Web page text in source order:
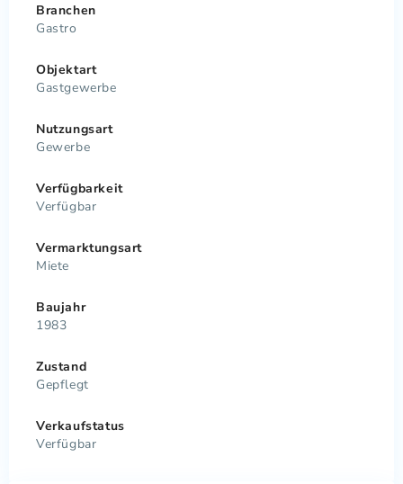
Branchen
Gastro
Objektart
Gastgewerbe
Nutzungsart
Gewerbe
Verfügbarkeit
Verfügbar
Vermarktungsart
Miete
Baujahr
1983
Zustand
Gepflegt
Verkaufstatus
Verfügbar